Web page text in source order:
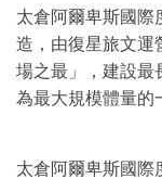
太倉阿爾卑斯國
造，由復星旅文運
場之最」，建設最
為最大規模體量的
太倉阿爾卑斯國際